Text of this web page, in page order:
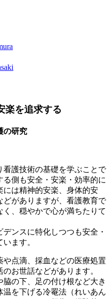
楽を追求する
の研究
護技術の基礎を学ぶことで
側も安全・安楽・効率的に
は精神的安楽、身体的安
がありますが、看護教育で
、穏やかで心が満ちたりて
ンスに特化しつつも安全・
います。
点滴、採血などの医療処置
お世話などがあります。
の下、足の付け根など大き
を下げる冷罨法（れいあん